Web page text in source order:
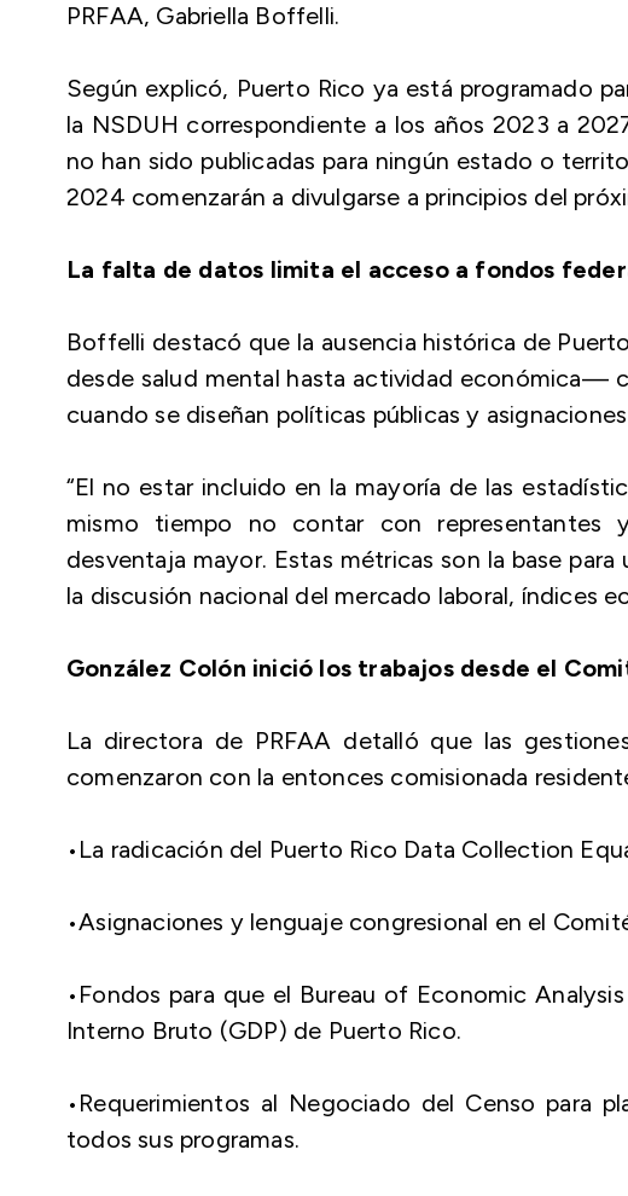
PRFAA, Gabriella Boffelli.
Según explicó, Puerto Rico ya está programado
la NSDUH correspondiente a los años 2023 a
no han sido publicadas para ningún estado o
2024 comenzarán a divulgarse a principios del
La falta de datos limita el acceso a fondos
Boffelli destacó que la ausencia histórica de
desde salud mental hasta actividad económica—
cuando se diseñan políticas públicas y
“El no estar incluido en la mayoría de las
mismo tiempo no contar con representantes
desventaja mayor. Estas métricas son la base
la discusión nacional del mercado laboral, índices
González Colón inició los trabajos desde el
La directora de PRFAA detalló que las
comenzaron con la entonces comisionada
•La radicación del Puerto Rico Data Collection
•Asignaciones y lenguaje congresional en el
•Fondos para que el Bureau of Economic
Interno Bruto (GDP) de Puerto Rico.
•Requerimientos al Negociado del Censo para
todos sus programas.